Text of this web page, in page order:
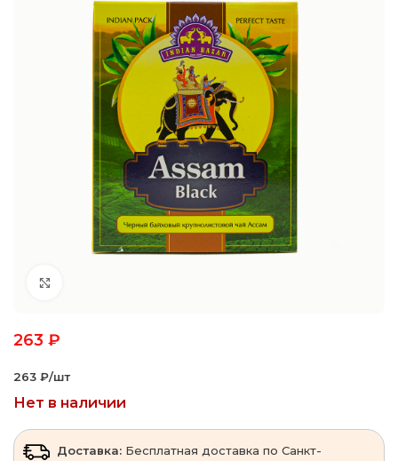
263 ₽
263 ₽‎/шт
Нет в наличии
Доставка: Бесплатная доставка по Санкт-